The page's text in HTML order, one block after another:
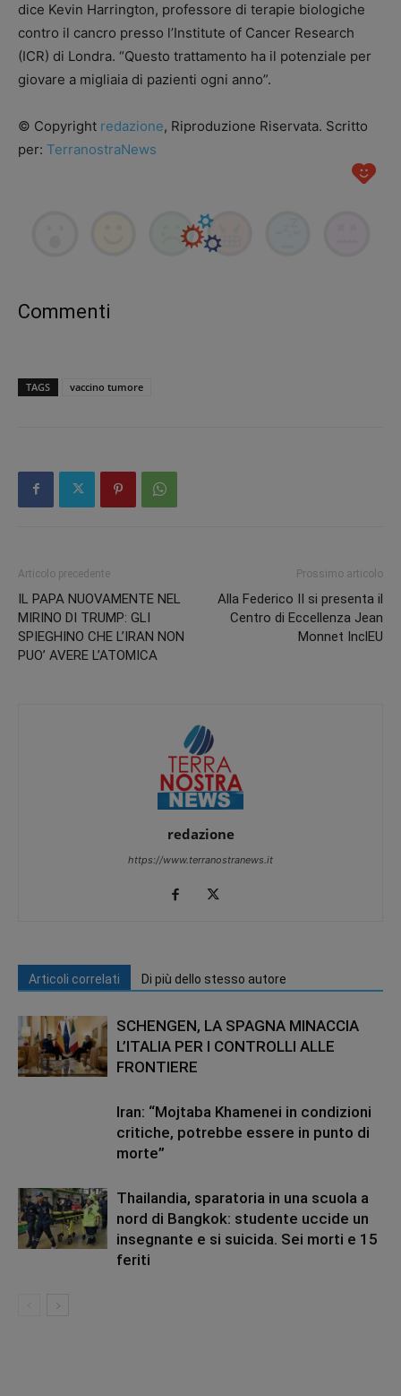
dice Kevin Harrington, professore di terapie biologiche
contro il cancro presso l’Institute of Cancer Research
(ICR) di Londra. “Questo trattamento ha il potenziale per
giovare a migliaia di pazienti ogni anno”.
© Copyright redazione, Riproduzione Riservata. Scritto
per: TerranostraNews
Commenti
TAGS vaccino tumore
Articolo precedente
IL PAPA NUOVAMENTE NEL
MIRINO DI TRUMP: GLI
SPIEGHINO CHE L’IRAN NON
PUO’ AVERE L’ATOMICA
Prossimo articolo
Alla Federico II si presenta il
Centro di Eccellenza Jean
Monnet InclEU
redazione
https://www.terranostranews.it
Articoli correlati Di più dello stesso autore
SCHENGEN, LA SPAGNA MINACCIA
L’ITALIA PER I CONTROLLI ALLE
FRONTIERE
Iran: “Mojtaba Khamenei in condizioni
critiche, potrebbe essere in punto di
morte”
Thailandia, sparatoria in una scuola a
nord di Bangkok: studente uccide un
insegnante e si suicida. Sei morti e 15
feriti